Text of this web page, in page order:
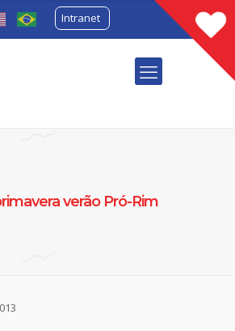
Intranet
verão Pró-Rim